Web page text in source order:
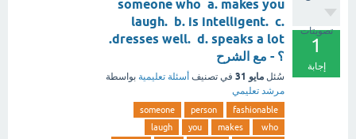
تصويتات
1
إجابة
someone who a. makes you
laugh. b. is intelligent. c.
dresses well. d. speaks a lot.
؟ - مع الشرح
سُئل مايو 31 في تصنيف أسئلة تعليمية بواسطة
مرشد تعليمي
fashionable
person
someone
who
makes
you
laugh